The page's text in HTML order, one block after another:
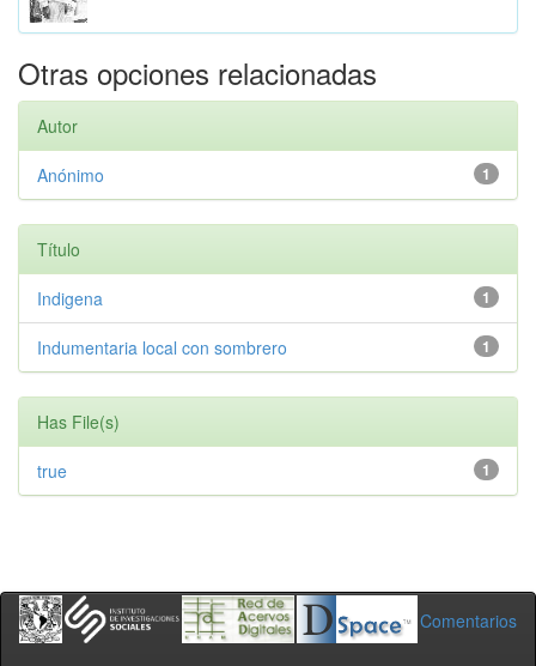
Otras opciones relacionadas
Autor
1
Anónimo
Título
1
Indigena
1
Indumentaria local con sombrero
Has File(s)
1
true
Comentarios